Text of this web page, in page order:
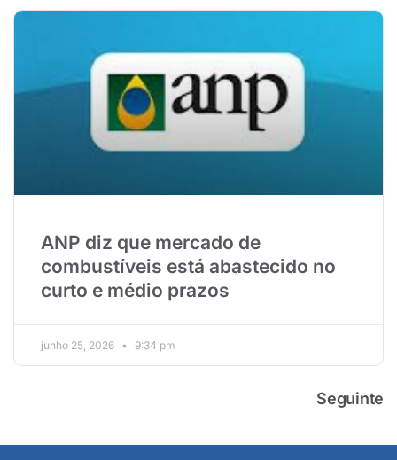
ANP diz que mercado de
combustíveis está abastecido no
curto e médio prazos
junho 25, 2026 9:34 pm
Seguinte